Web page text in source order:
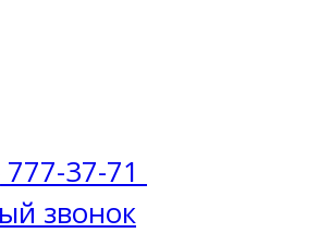
37-71
звонок